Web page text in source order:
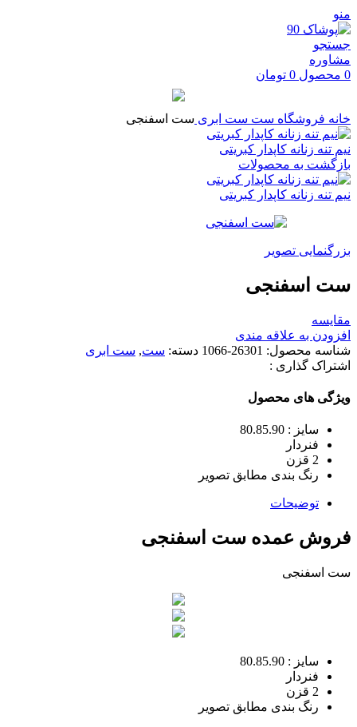
منو
جستجو
مشاوره
0 محصول 0 تومان
خانه فروشگاه ست ست ابری ست اسفنجی
نیم تنه زنانه کاپدار کبریتی
بازگشت به محصولات
نیم تنه زنانه کاپدار کبریتی
بزرگنمایی تصویر
ست اسفنجی
مقایسه
افزودن به علاقه مندی
شناسه محصول: 26301-1066 دسته: ست, ست ابری
اشتراک گذاری :
ویژگی های محصول
سایز : 80.85.90
فنردار
2 قزن
رنگ بندی مطابق تصویر
توضیحات
فروش عمده ست اسفنجی
ست اسفنجی
سایز : 80.85.90
فنردار
2 قزن
رنگ بندی مطابق تصویر